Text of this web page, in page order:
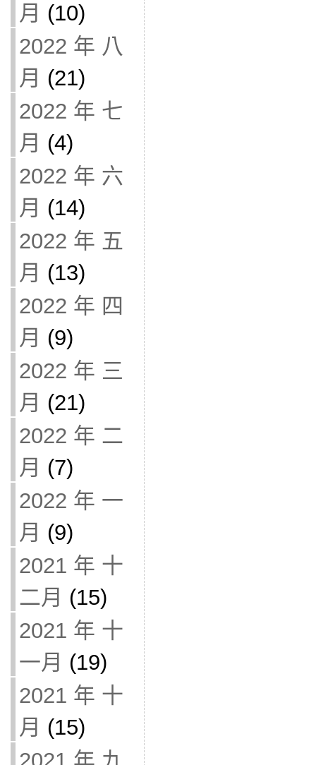
月 (10)
2022 年 八
月 (21)
2022 年 七
月 (4)
2022 年 六
月 (14)
2022 年 五
月 (13)
2022 年 四
月 (9)
2022 年 三
月 (21)
2022 年 二
月 (7)
2022 年 一
月 (9)
2021 年 十
二月 (15)
2021 年 十
一月 (19)
2021 年 十
月 (15)